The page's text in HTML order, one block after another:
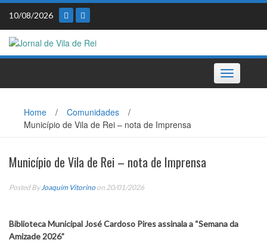
Skip
content
10/08/2026
Toggle
navigation
Home / Comunidades
/
Município de Vila de Rei – nota de Imprensa
Município de Vila de Rei – nota de Imprensa
Posted By Joaquim Vitorino on 20/01/2026
Biblioteca Municipal José Cardoso Pires assinala a “Semana da
Amizade 2026”